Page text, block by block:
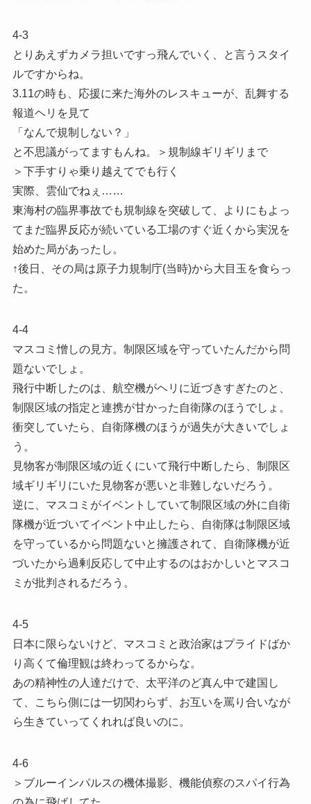
4-3
とりあえずカメラ担いですっ飛んでいく、と言うスタイ
ルですからね。
3.11の時も、応援に来た海外のレスキューが、乱舞する
報道ヘリを見て
「なんで規制しない？」
と不思議がってますもんね。＞規制線ギリギリまで
＞下手すりゃ乗り越えてでも行く
実際、雲仙でねぇ……
東海村の臨界事故でも規制線を突破して、よりにもよっ
てまだ臨界反応が続いている工場のすぐ近くから実況を
始めた局があったし。
↑後日、その局は原子力規制庁(当時)から大目玉を食らっ
た。
4-4
マスコミ憎しの見方。制限区域を守っていたんだから問
題ないでしょ。
飛行中断したのは、航空機がヘリに近づきすぎたのと、
制限区域の指定と連携が甘かった自衛隊のほうでしょ。
衝突していたら、自衛隊機のほうが過失が大きいでしょ
う。
見物客が制限区域の近くにいて飛行中断したら、制限区
域ギリギリにいた見物客が悪いと非難しないだろう。
逆に、マスコミがイベントしていて制限区域の外に自衛
隊機が近づいてイベント中止したら、自衛隊は制限区域
を守っているから問題ないと擁護されて、自衛隊機が近
づいたから過剰反応して中止するのはおかしいとマスコ
ミが批判されるだろう。
4-5
日本に限らないけど、マスコミと政治家はプライドばか
り高くて倫理観は終わってるからな。
あの精神性の人達だけで、太平洋のど真ん中で建国し
て、こちら側には一切関わらず、お互いを罵り合いなが
ら生きていってくれれば良いのに。
4-6
＞ブルーインパルスの機体撮影、機能偵察のスパイ行為